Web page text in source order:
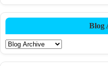
Blog